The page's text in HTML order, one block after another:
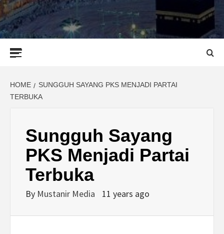
HOME
SUNGGUH SAYANG PKS MENJADI PARTAI
TERBUKA
Sungguh Sayang
PKS Menjadi Partai
Terbuka
By Mustanir Media 11 years ago